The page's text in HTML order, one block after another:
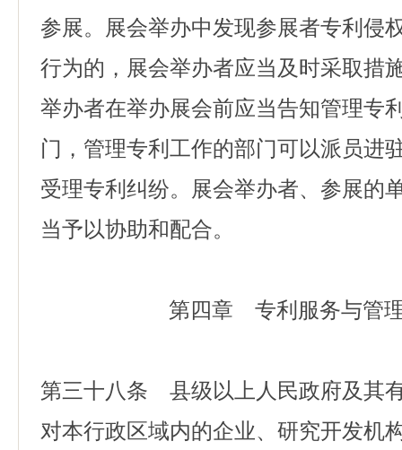
参展。展会举办中发现参展者专利侵
行为的，展会举办者应当及时采取措
举办者在举办展会前应当告知管理专
门，管理专利工作的部门可以派员进
受理专利纠纷。展会举办者、参展的
当予以协助和配合。
第四章 专利服务与管
第三十八条 县级以上人民政府及其
对本行政区域内的企业、研究开发机